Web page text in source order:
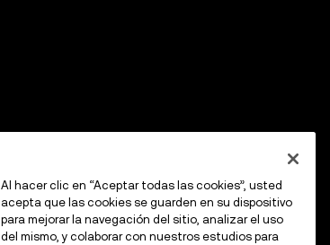
Al hacer clic en “Aceptar todas las cookies”, usted
acepta que las cookies se guarden en su dispositivo
para mejorar la navegación del sitio, analizar el uso
del mismo, y colaborar con nuestros estudios para